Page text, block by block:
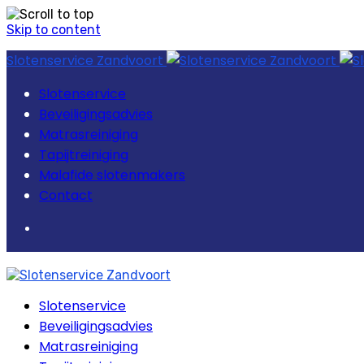
Skip to content
Slotenservice Zandvoort
Slotenservice
Beveiligingsadvies
Matrasreiniging
Tapijtreiniging
Malafide slotenmakers
Contact
Slotenservice
Beveiligingsadvies
Matrasreiniging